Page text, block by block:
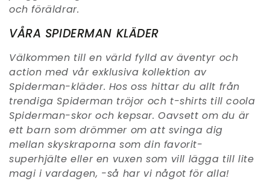
och föräldrar.
VÅRA SPIDERMAN KLÄDER
Välkommen till en värld fylld av äventyr och
action med vår exklusiva kollektion av
Spiderman-kläder. Hos oss hittar du allt från
trendiga Spiderman tröjor och t-shirts till coola
Spiderman-skor och kepsar. Oavsett om du är
ett barn som drömmer om att svinga dig
mellan skyskraporna som din favorit-
superhjälte eller en vuxen som vill lägga till lite
magi i vardagen, -så har vi något för alla!